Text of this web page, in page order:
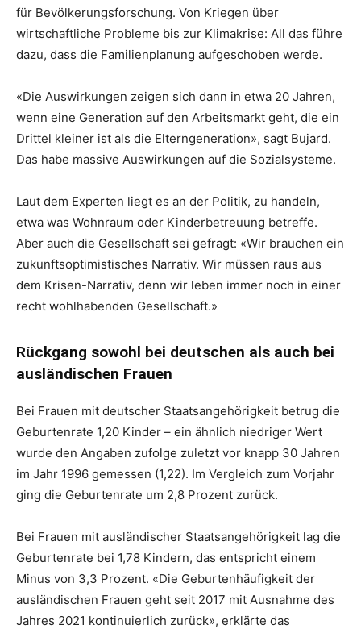
für Bevölkerungsforschung. Von Kriegen über
wirtschaftliche Probleme bis zur Klimakrise: All das führe
dazu, dass die Familienplanung aufgeschoben werde.
«Die Auswirkungen zeigen sich dann in etwa 20 Jahren,
wenn eine Generation auf den Arbeitsmarkt geht, die ein
Drittel kleiner ist als die Elterngeneration», sagt Bujard.
Das habe massive Auswirkungen auf die Sozialsysteme.
Laut dem Experten liegt es an der Politik, zu handeln,
etwa was Wohnraum oder Kinderbetreuung betreffe.
Aber auch die Gesellschaft sei gefragt: «Wir brauchen ein
zukunftsoptimistisches Narrativ. Wir müssen raus aus
dem Krisen-Narrativ, denn wir leben immer noch in einer
recht wohlhabenden Gesellschaft.»
Rückgang sowohl bei deutschen als auch bei
ausländischen Frauen
Bei Frauen mit deutscher Staatsangehörigkeit betrug die
Geburtenrate 1,20 Kinder – ein ähnlich niedriger Wert
wurde den Angaben zufolge zuletzt vor knapp 30 Jahren
im Jahr 1996 gemessen (1,22). Im Vergleich zum Vorjahr
ging die Geburtenrate um 2,8 Prozent zurück.
Bei Frauen mit ausländischer Staatsangehörigkeit lag die
Geburtenrate bei 1,78 Kindern, das entspricht einem
Minus von 3,3 Prozent. «Die Geburtenhäufigkeit der
ausländischen Frauen geht seit 2017 mit Ausnahme des
Jahres 2021 kontinuierlich zurück», erklärte das